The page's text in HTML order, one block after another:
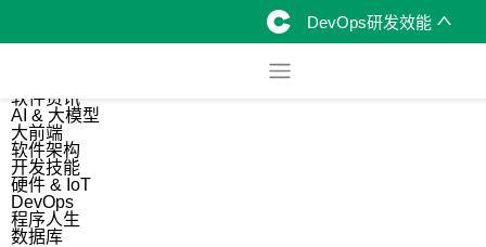
DevOps研发效能
软件资讯
AI & 大模型
大前端
软件架构
开发技能
硬件 & IoT
DevOps
程序人生
数据库